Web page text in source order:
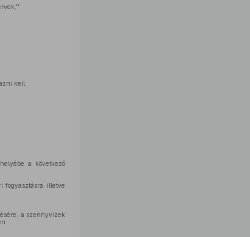
kell.
helyébe a következő
fogyasztásra, illetve
a szennyvizek